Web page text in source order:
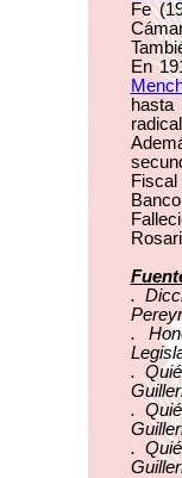
Fe
En
hasta
.
.
.
.
.